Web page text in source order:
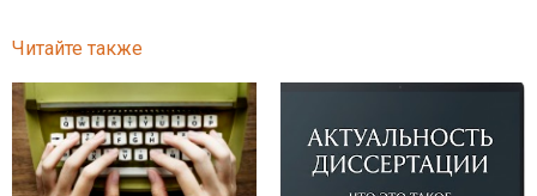
Читайте также